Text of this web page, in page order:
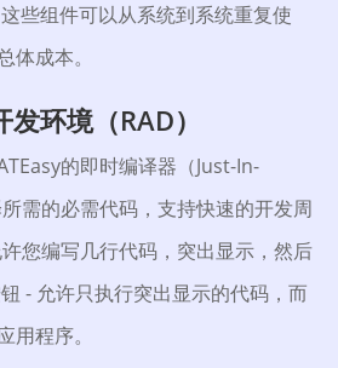
些组件可以从系统到系统重复使
体成本。
环境（RAD）
的即时编译器（Just-In-
需的必需代码，支持快速的开发周
您编写几行代码，突出显示，然后
- 允许只执行突出显示的代码，而
用程序。